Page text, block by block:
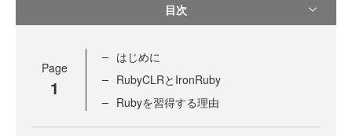
目次
Page
1
はじめに
RubyCLRとIronRuby
Rubyを習得する理由